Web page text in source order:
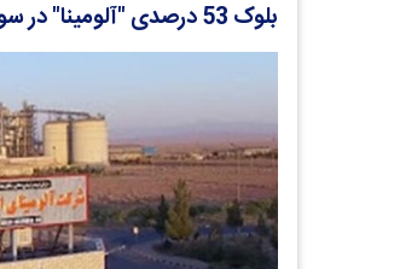
بلوک 53 درصدی "آلومینا" در سومین عرضه معامله شد